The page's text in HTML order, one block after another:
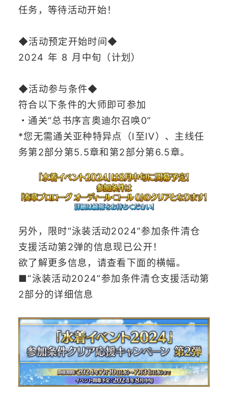
任务，等待活动开始！
◆活动预定开始时间◆
2024 年 8 月中旬（计划）
◆活动参与条件◆
符合以下条件的大师即可参加
・通关“总书序言奥迪尔召唤0”
*您无需通关亚种特异点（I至IV）、主线任
务第2部分第5.5章和第2部分第6.5章。
另外，限时“泳装活动2024”参加条件清仓
支援活动第2弹的信息现已公开！
欲了解更多信息，请查看下面的横幅。
■“泳装活动2024”参加条件清仓支援活动第
2部分的详细信息